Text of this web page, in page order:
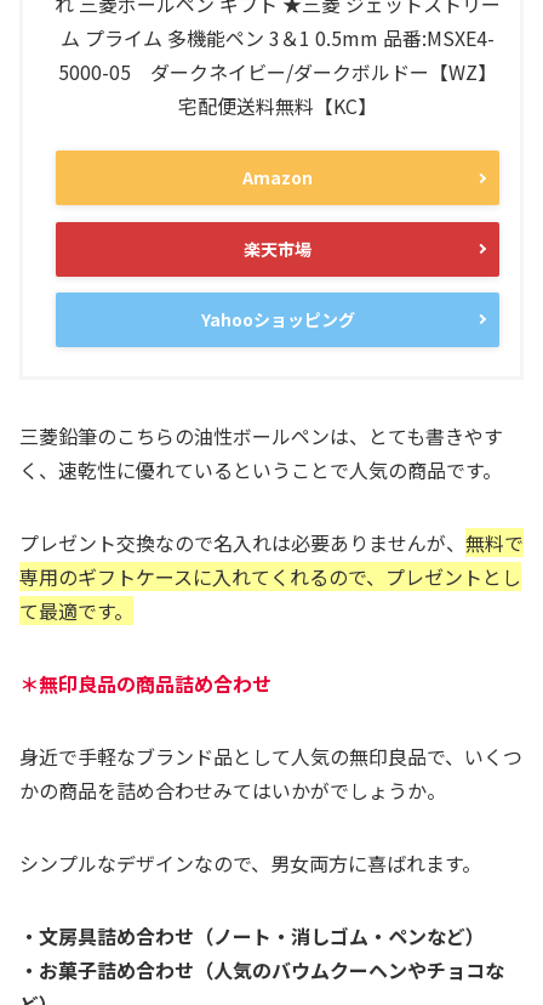
ム プライム 多機能ペン 3＆1 0.5mm 品番:MSXE4-
5000-05 ダークネイビー/ダークボルドー【WZ】
宅配便送料無料【KC】
Amazon
楽天市場
Yahooショッピング
三菱鉛筆のこちらの油性ボールペンは、とても書きやす
く、速乾性に優れているということで人気の商品です。
プレゼント交換なので名入れは必要ありませんが、 無料で
専用のギフトケースに入れてくれるので、プレゼントとし
て最適です。
＊無印良品の商品詰め合わせ
身近で手軽なブランド品として人気の無印良品で、いくつ
かの商品を詰め合わせみてはいかがでしょうか。
シンプルなデザインなので、男女両方に喜ばれます。
・文房具詰め合わせ（ノート・消しゴム・ペンなど）
・お菓子詰め合わせ（人気のバウムクーヘンやチョコな